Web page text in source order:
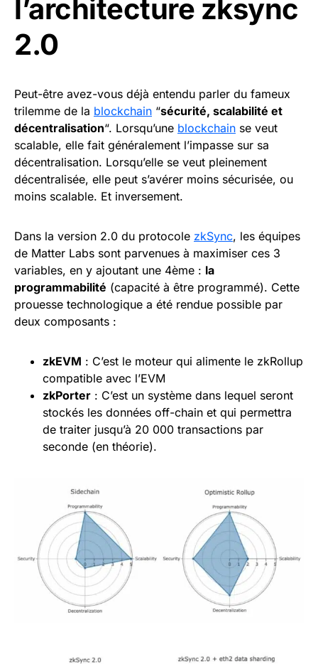
l’architecture zksync
2.0
Peut-être avez-vous déjà entendu parler du fameux
trilemme de la blockchain “sécurité, scalabilité et
décentralisation“. Lorsqu’une blockchain se veut
scalable, elle fait généralement l’impasse sur sa
décentralisation. Lorsqu’elle se veut pleinement
décentralisée, elle peut s’avérer moins sécurisée, ou
moins scalable. Et inversement.
Dans la version 2.0 du protocole zkSync, les équipes
de Matter Labs sont parvenues à maximiser ces 3
variables, en y ajoutant une 4ème : la
programmabilité (capacité à être programmé). Cette
prouesse technologique a été rendue possible par
deux composants :
zkEVM : C’est le moteur qui alimente le zkRollup
compatible avec l’EVM
zkPorter : C’est un système dans lequel seront
stockés les données off-chain et qui permettra
de traiter jusqu’à 20 000 transactions par
seconde (en théorie).